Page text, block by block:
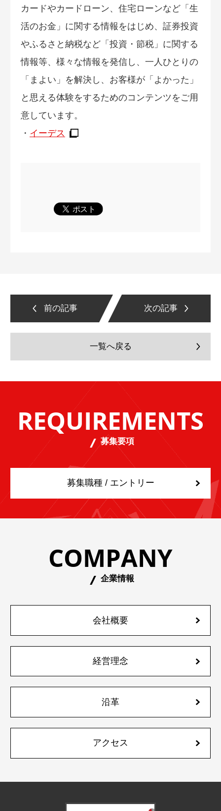
カードやカードローン、住宅ローンなど「生
活のお金」に関する情報をはじめ、証券投資
やふるさと納税など「投資・節税」に関する
情報等、様々な情報を発信し、一人ひとりの
「まよい」を解決し、お客様が「よかった」
と思える体験をするためのコンテンツをご用
意しています。
・ イーデス
前の記事 次の記事
一覧へ戻る
REQUIREMENTS
募集要項
募集職種 / エントリー
COMPANY
企業情報
会社概要
経営理念
沿革
アクセス